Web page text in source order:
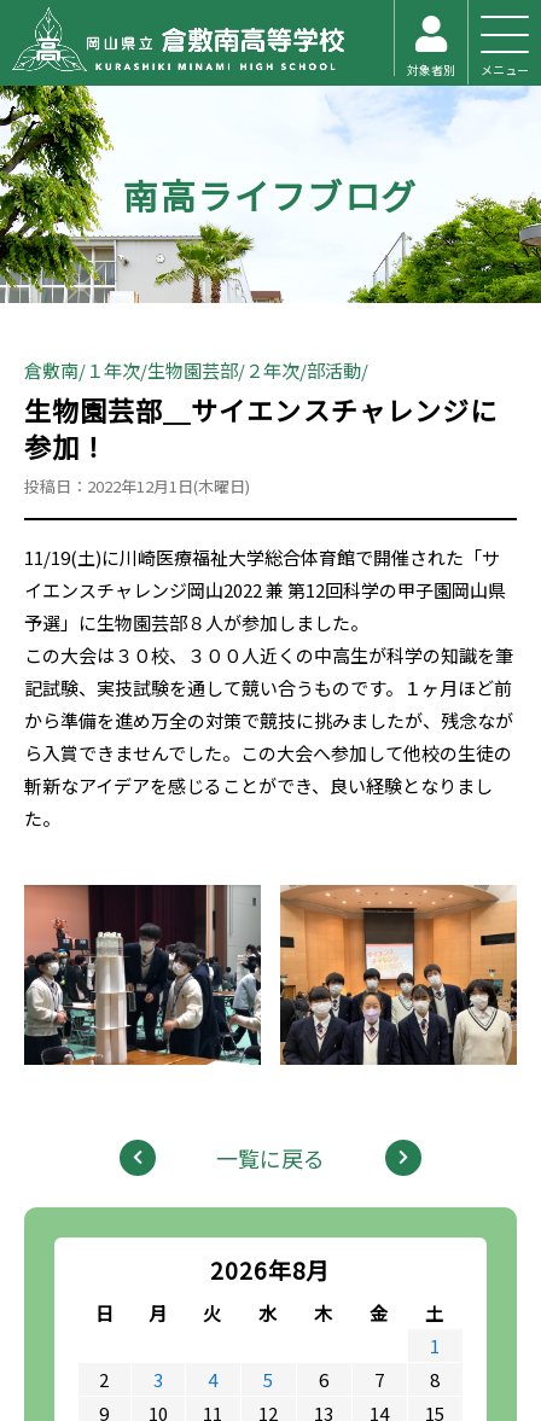
対象者別 メニュー
南高ライフブログ
2026年8月
日 月 火 水 木 金
土
1
2
3 4 5 6 7
8
9
10 11 12 13 14
15
倉敷南 １年次 生物園芸部 ２年次 部活動
生物園芸部＿サイエンスチャレンジに
参加！
投稿日：2022年12月1日(木曜日)
11/19(土)に川崎医療福祉大学総合体育館で開催された「サ
イエンスチャレンジ岡山2022 兼 第12回科学の甲子園岡山県
予選」に生物園芸部８人が参加しました。
この大会は３０校、３００人近くの中高生が科学の知識を筆
記試験、実技試験を通して競い合うものです。１ヶ月ほど前
から準備を進め万全の対策で競技に挑みましたが、残念なが
ら入賞できませんでした。この大会へ参加して他校の生徒の
斬新なアイデアを感じることができ、良い経験となりまし
た。
一覧に戻る